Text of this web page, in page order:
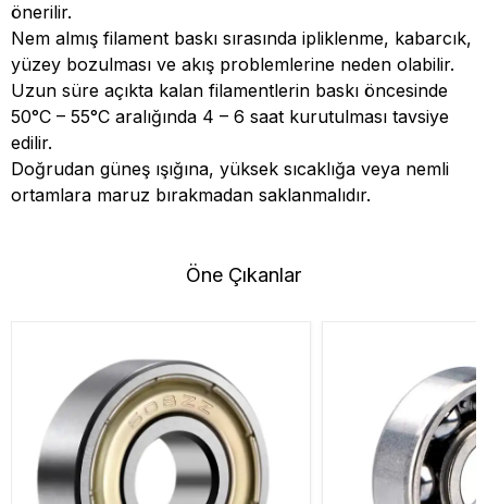
önerilir.
Nem almış filament baskı sırasında ipliklenme, kabarcık,
yüzey bozulması ve akış problemlerine neden olabilir.
Uzun süre açıkta kalan filamentlerin baskı öncesinde
50°C – 55°C aralığında 4 – 6 saat kurutulması tavsiye
edilir.
Doğrudan güneş ışığına, yüksek sıcaklığa veya nemli
ortamlara maruz bırakmadan saklanmalıdır.
Öne Çıkanlar